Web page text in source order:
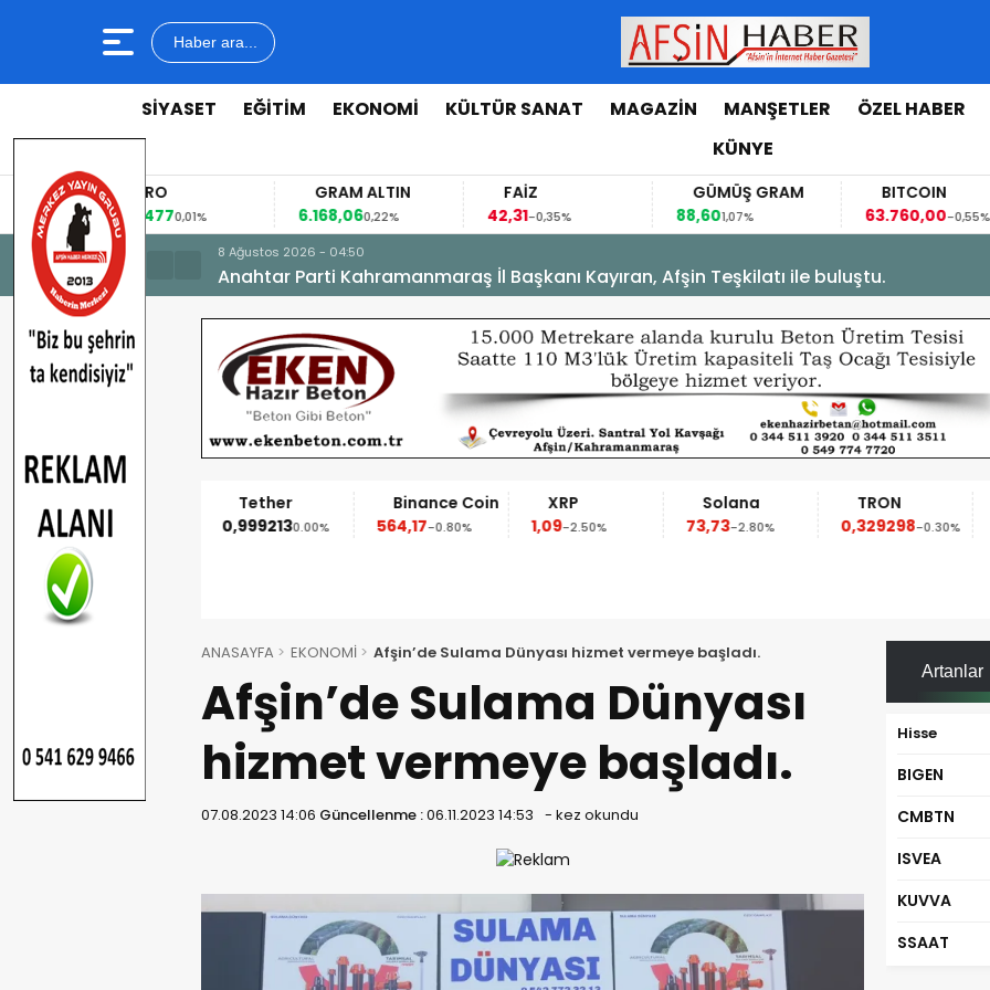
Haber ara...
SİYASET EĞİTİM EKONOMİ KÜLTÜR SANAT MAGAZİN MANŞETLER ÖZEL HABER
KÜNYE
EURO
53,84770,01%
GRAM ALTIN
6.168,060,22%
FAİZ
42,31-0,35%
GÜMÜŞ GRAM
88,601,07%
BITCOIN
63.760,00-0,55%
8 Ağustos 2026 - 04:50
Anahtar Parti Kahramanmaraş İl Başkanı Kayıran, Afşin Teşkilatı ile buluştu.
Ethereum
1.852,95
Tether
0,9992130.00%
Binance Coin
564,17-0.80%
XRP
1,09-2.50%
Solana
73,73-2.80%
TRON
0,329298-0.30%
ANASAYFA EKONOMİ Afşin’de Sulama Dünyası hizmet vermeye başladı.
Afşin’de Sulama Dünyası
hizmet vermeye başladı.
07.08.2023 14:06 Güncellenme :06.11.2023 14:53 - kez okundu
Artanlar
Hisse
BIGEN
CMBTN
ISVEA
KUVVA
SSAAT